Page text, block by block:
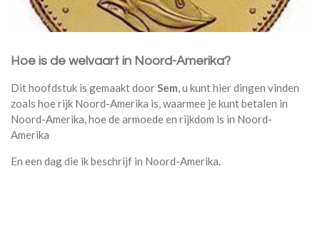
Hoe is de welvaart in Noord-Amerika?
Dit hoofdstuk is gemaakt doorSem, u kunt hier dingen vinden
zoals hoe rijk Noord-Amerika is, waarmee je kunt betalen in
Noord-Amerika, hoe de armoede en rijkdom is in Noord-
Amerika
En een dag die ik beschrijf in Noord-Amerika.